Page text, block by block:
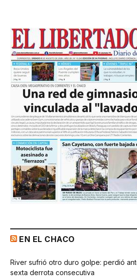
EN EL CHACO
River sufrió otro duro golpe: perdió
sexta derrota consecutiva